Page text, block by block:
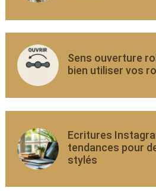
Sens ouverture
bien utiliser vos
Ecritures
tendances pour
stylés